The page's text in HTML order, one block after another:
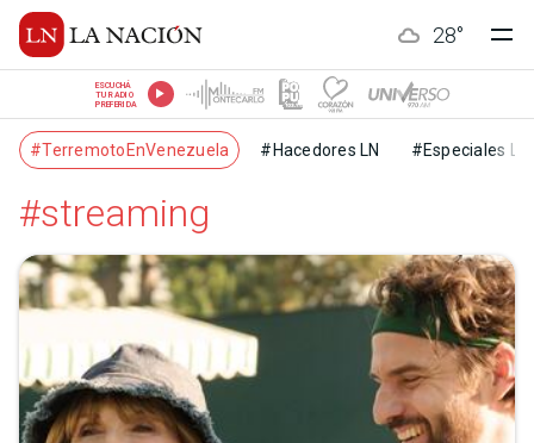
28°
ESCUCHÁ
TU RADIO
PREFERIDA
#TerremotoEnVenezuela #Hacedores LN #Especiales LN
#streaming